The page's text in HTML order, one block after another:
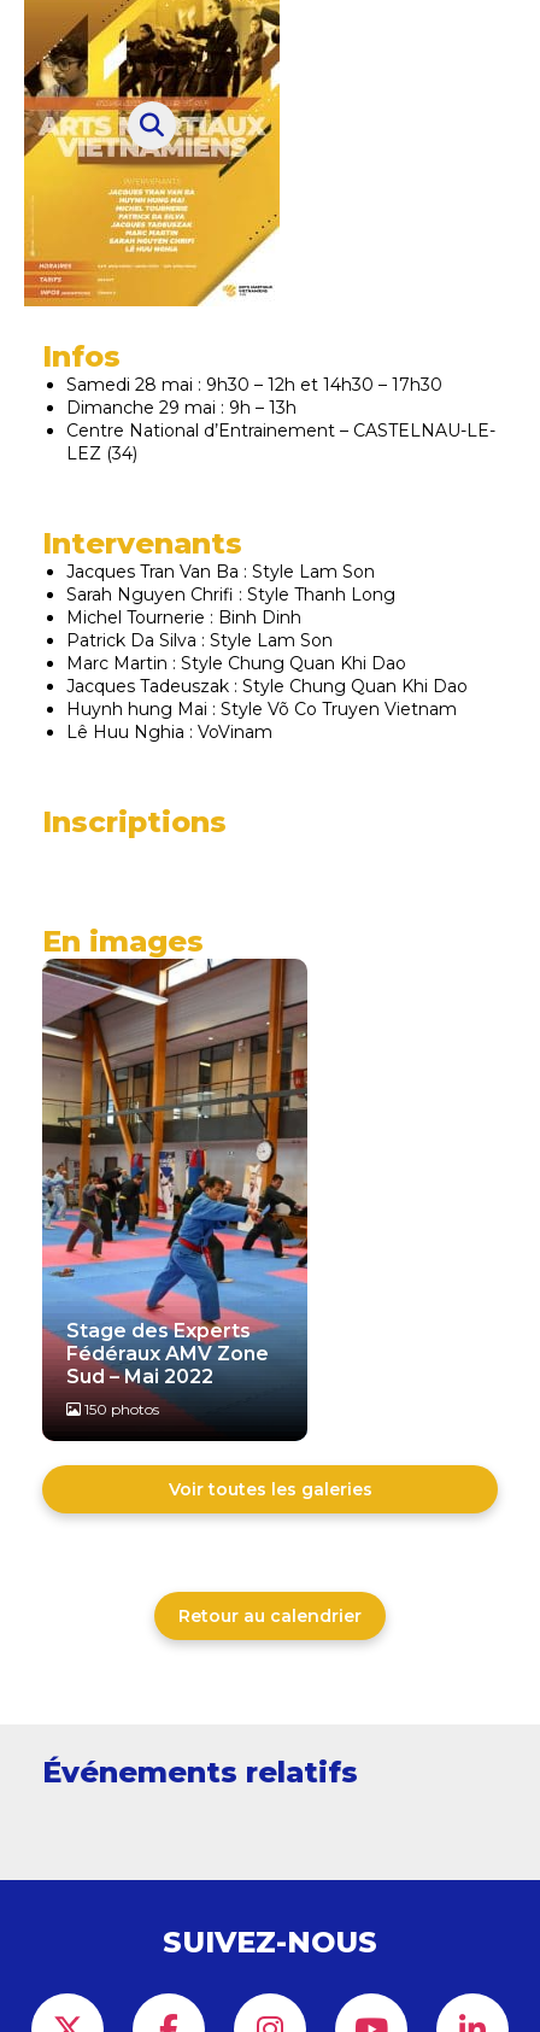
Infos
Samedi 28 mai : 9h30 – 12h et 14h30 – 17h30
Dimanche 29 mai : 9h – 13h
Centre National d’Entrainement – CASTELNAU-LE-
LEZ (34)
Intervenants
Jacques Tran Van Ba : Style Lam Son
Sarah Nguyen Chrifi : Style Thanh Long
Michel Tournerie : Binh Dinh
Patrick Da Silva : Style Lam Son
Marc Martin : Style Chung Quan Khi Dao
Jacques Tadeuszak : Style Chung Quan Khi Dao
Huynh hung Mai : Style Võ Co Truyen Vietnam
Lê Huu Nghia : VoVinam
Inscriptions
En images
Stage des Experts
Fédéraux AMV Zone
Sud – Mai 2022
150 photos
Voir toutes les galeries
Retour au calendrier
Événements relatifs
SUIVEZ-NOUS